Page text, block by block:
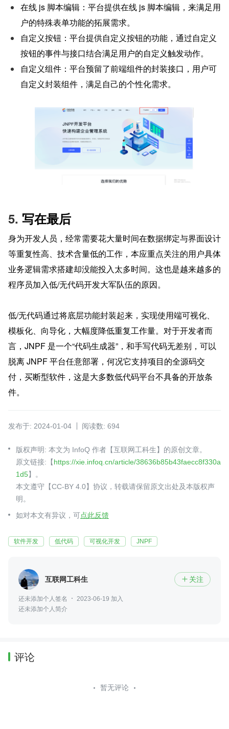
在线 js 脚本编辑：平台提供在线 js 脚本编辑，来满足用
户的特殊表单功能的拓展需求。
自定义按钮：平台提供自定义按钮的功能，通过自定义
按钮的事件与接口结合满足用户的自定义触发动作。
自定义组件：平台预留了前端组件的封装接口，用户可
自定义封装组件，满足自己的个性化需求。
5. 写在最后
身为开发人员，经常需要花大量时间在数据绑定与界面设计
等重复性高、技术含量低的工作，本应重点关注的用户具体
业务逻辑需求搭建却没能投入太多时间。这也是越来越多的
程序员加入低/无代码开发大军队伍的原因。
低/无代码通过将底层功能封装起来，实现使用端可视化、
模板化、向导化，大幅度降低重复工作量。对于开发者而
言，JNPF 是一个“代码生成器”，和手写代码无差别，可以
脱离 JNPF 平台任意部署，何况它支持项目的全源码交
付，买断型软件，这是大多数低代码平台不具备的开放条
件。
发布于: 2024-01-04 阅读数: 694
版权声明: 本文为 InfoQ 作者【互联网工科生】的原创文章。
原文链接:【https://xie.infoq.cn/article/38636b85b43faecc8f330a
1d5】。
本文遵守【CC-BY 4.0】协议，转载请保留原文出处及本版权声
明。
如对本文有异议，可点此反馈
软件开发 低代码 可视化开发 JNPF
互联网工科生  关注
还未添加个人签名
2023-06-19 加入
还未添加个人简介
评论
暂无评论